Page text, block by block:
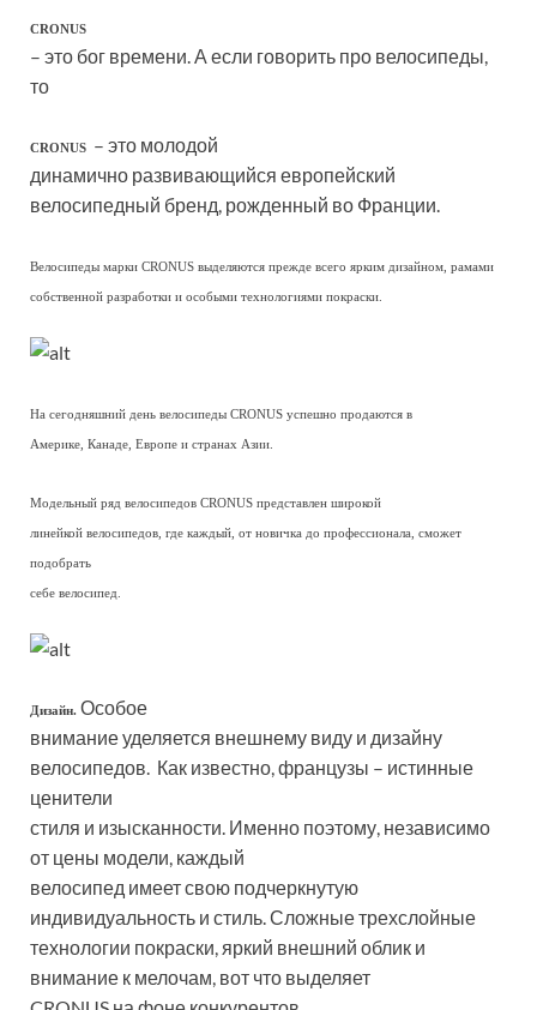
CRONUS
– это бог времени. А если говорить про велосипеды,
то
CRONUS
– это молодой
динамично развивающийся европейский
велосипедный бренд, рожденный во Франции.
Велосипеды марки CRONUS выделяются прежде всего ярким дизайном, рамами
собственной разработки и особыми технологиями покраски.
На сегодняшний день велосипеды CRONUS успешно продаются в
Америке, Канаде, Европе и странах Азии.
Модельный ряд велосипедов CRONUS представлен широкой
линейкой велосипедов, где каждый, от новичка до профессионала, сможет
подобрать
себе велосипед.
Дизайн. Особое
внимание уделяется внешнему виду и дизайну
велосипедов. Как известно, французы – истинные
ценители
стиля и изысканности. Именно поэтому, независимо
от цены модели, каждый
велосипед имеет свою подчеркнутую
индивидуальность и стиль. Сложные трехслойные
технологии покраски, яркий внешний облик и
внимание к мелочам, вот что выделяет